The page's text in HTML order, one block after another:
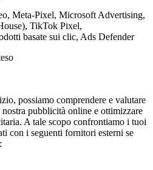
Meta-Pixel, Microsoft Advertising,
TikTok Pixel,
basate sui clic, Ads Defender
possiamo comprendere e valutare
pubblicità online e ottimizzare
A tale scopo confrontiamo i tuoi
con i seguenti fornitori esterni se